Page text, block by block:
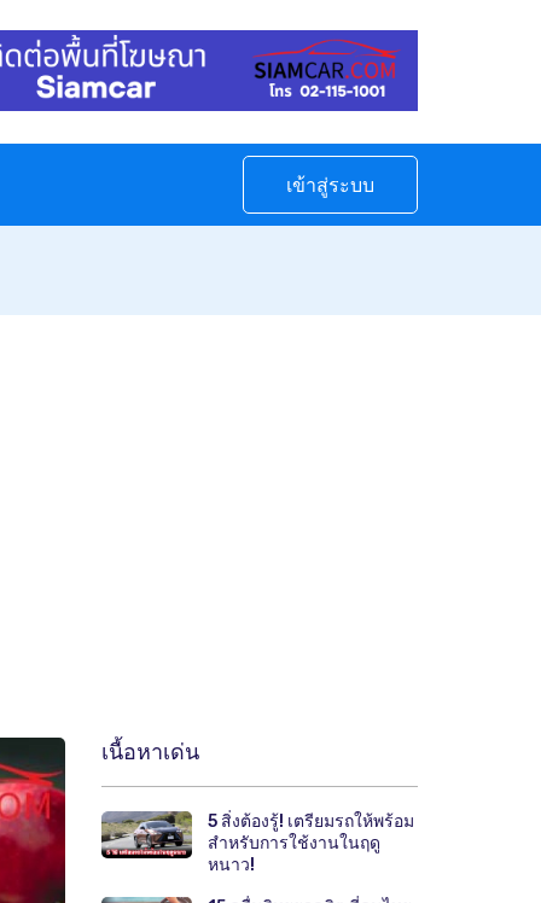
เข้าสู่ระบบ
เนื้อหาเด่น
5 สิ่งต้องรู้! เตรียมรถให้พร้อม
สำหรับการใช้งานในฤดู
หนาว!